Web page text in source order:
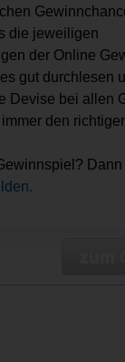
die jeweiligen
der Online
gut durchlesen
Devise bei allen
den